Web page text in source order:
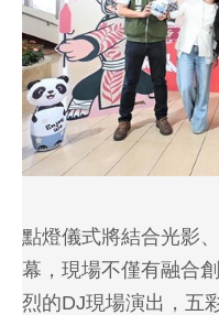
點燈儀式將結合光影
幕，現場不僅有融合
烈的DJ現場演出，五